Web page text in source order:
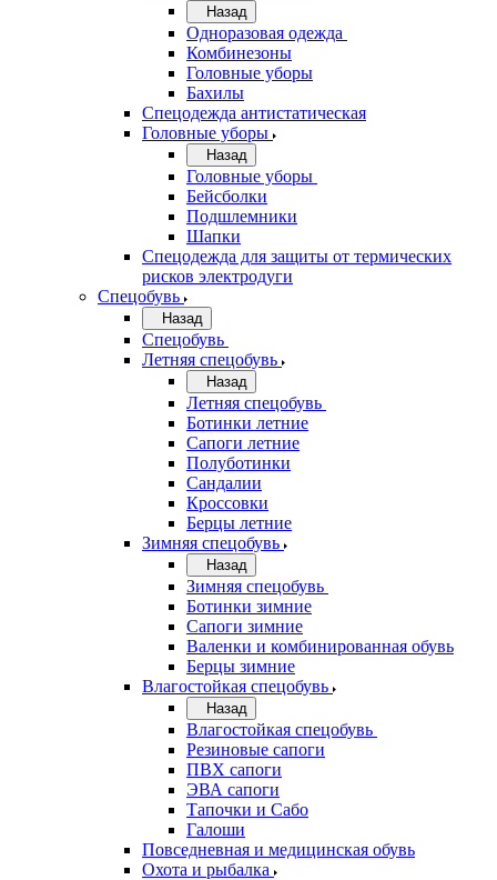
Назад
Одноразовая одежда
Комбинезоны
Головные уборы
Бахилы
Спецодежда антистатическая
Головные уборы
Назад
Головные уборы
Бейсболки
Подшлемники
Шапки
Спецодежда для защиты от термических
рисков электродуги
Спецобувь
Назад
Спецобувь
Летняя спецобувь
Назад
Летняя спецобувь
Ботинки летние
Сапоги летние
Полуботинки
Сандалии
Кроссовки
Берцы летние
Зимняя спецобувь
Назад
Зимняя спецобувь
Ботинки зимние
Сапоги зимние
Валенки и комбинированная обувь
Берцы зимние
Влагостойкая спецобувь
Назад
Влагостойкая спецобувь
Резиновые сапоги
ПВХ сапоги
ЭВА сапоги
Тапочки и Сабо
Галоши
Повседневная и медицинская обувь
Охота и рыбалка